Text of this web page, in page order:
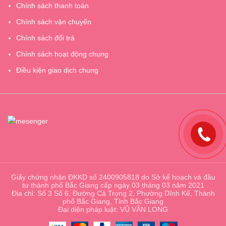
Chính sách thanh toán
Chính sách vận chuyển
Chính sách đổi trả
Chính sách hoạt động chung
Điều kiện giao dịch chung
Giấy chứng nhận ĐKKD số 2400905818 do Sở kế hoạch và đầu
tư thành phố Bắc Giang cấp ngày 03 tháng 03 năm 2021
Địa chỉ: Số 3 Số 6, Đường Cả Trọng 2, Phường Dĩnh Kế, Thành
phố Bắc Giang, Tỉnh Bắc Giang
Đại diện pháp luật: VŨ VÂN LONG